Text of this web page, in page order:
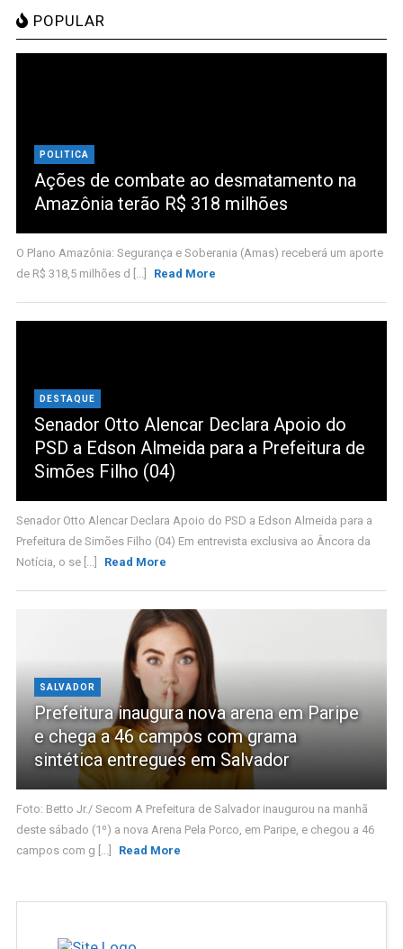
POPULAR
POLITICA
Ações de combate ao desmatamento na
Amazônia terão R$ 318 milhões
O Plano Amazônia: Segurança e Soberania (Amas) receberá um aporte
de R$ 318,5 milhões d [...]
Read More
DESTAQUE
Senador Otto Alencar Declara Apoio do
PSD a Edson Almeida para a Prefeitura de
Simões Filho (04)
Senador Otto Alencar Declara Apoio do PSD a Edson Almeida para a
Prefeitura de Simões Filho (04) Em entrevista exclusiva ao Âncora da
Notícia, o se [...]
Read More
SALVADOR
Prefeitura inaugura nova arena em Paripe
e chega a 46 campos com grama
sintética entregues em Salvador
Foto: Betto Jr./ Secom A Prefeitura de Salvador inaugurou na manhã
deste sábado (1º) a nova Arena Pela Porco, em Paripe, e chegou a 46
campos com g [...]
Read More